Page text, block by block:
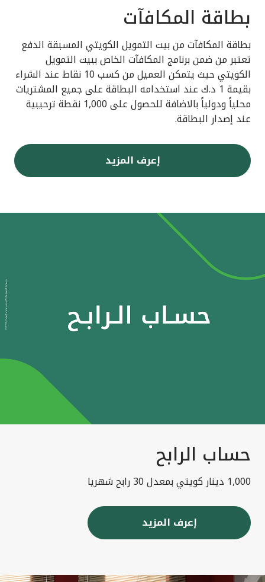
بطاقة المكافآت
بطاقة المكافآت من بيت التمويل الكويتي المسبقة الدفع
تعتبر من ضمن برنامج المكافآت الخاص ببيت التمويل
الكويتي حيث يتمكن العميل من كسب 10 نقاط عند الشراء
بقيمة 1 د.ك عند استخدامه البطاقة على جميع المشتريات
محلياً ودولياً بالاضافة للحصول على 1,000 نقطة ترحيبية
عند إصدار البطاقة.
إعرف المزيد
حساب الرابح
1,000 دينار كويتي بمعدل 30 رابح شهريا
إعرف المزيد